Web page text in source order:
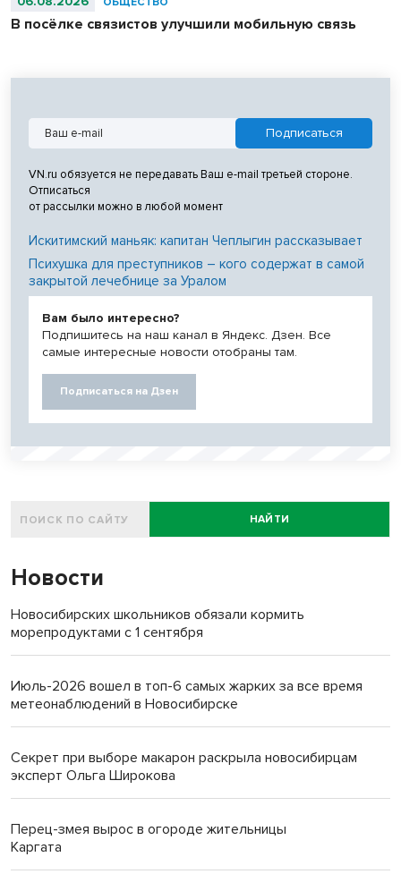
В посёлке связистов улучшили мобильную связь
VN.ru обязуется не передавать Ваш e-mail третьей стороне.
Отписаться
от рассылки можно в любой момент
Искитимский маньяк: капитан Чеплыгин рассказывает
Психушка для преступников – кого содержат в самой
закрытой лечебнице за Уралом
Вам было интересно?
Подпишитесь на наш канал в Яндекс. Дзен. Все
самые интересные новости отобраны там.
Подписаться на Дзен
НАЙТИ
Новости
Новосибирских школьников обязали кормить
морепродуктами с 1 сентября
Июль-2026 вошел в топ-6 самых жарких за все время
метеонаблюдений в Новосибирске
Секрет при выборе макарон раскрыла новосибирцам
эксперт Ольга Широкова
Перец-змея вырос в огороде жительницы
Каргата